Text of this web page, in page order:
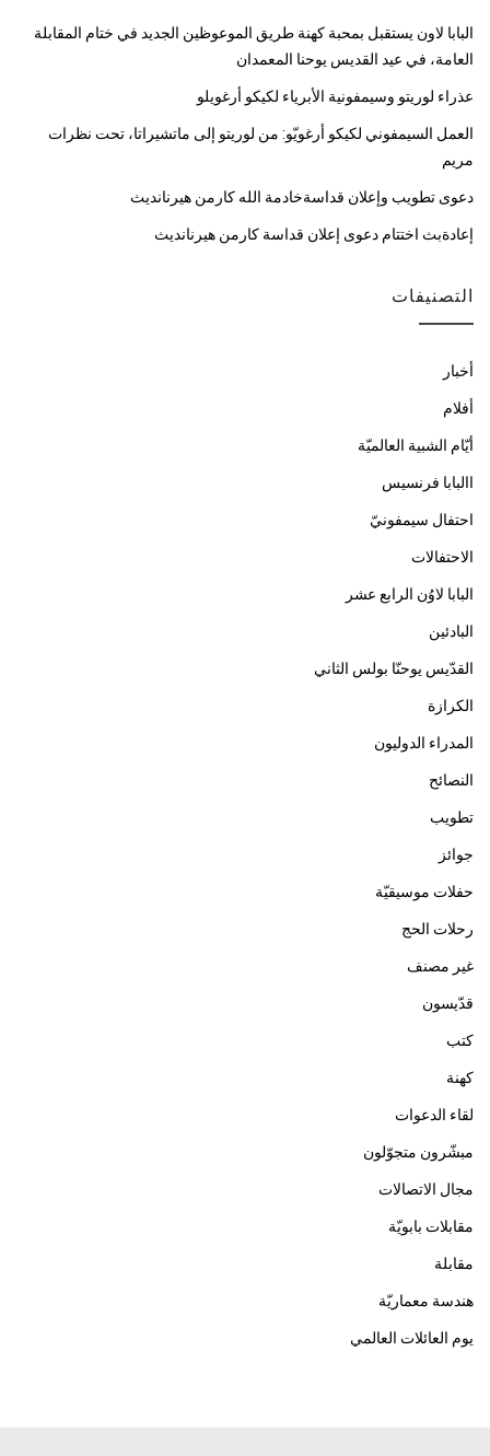
البابا لاون يستقبل بمحبة كهنة طريق الموعوظين الجديد في ختام المقابلة
العامة، في عيد القديس يوحنا المعمدان
عذراء لوريتو وسيمفونية الأبرياء لكيكو أرغويلو
العمل السيمفوني لكيكو أرغويّو: من لوريتو إلى ماتشيراتا، تحت نظرات
مريم
دعوى تطويب وإعلان قداسةخادمة الله كارمن هيرنانديث
إعادةبث اختتام دعوى إعلان قداسة كارمن هيرنانديث
التصنيفات
أخبار
أفلام
أيّام الشبية العالميّة
االبابا فرنسيس
احتفال سيمفونيّ
الاحتفالات
البابا لاوُن الرابع عشر
البادئين
القدّيس يوحنّا بولس الثاني
الكرازة
المدراء الدوليون
النصائح
تطويب
جوائز
حفلات موسيقيّة
رحلات الحج
غير مصنف
قدّيسون
كتب
كهنة
لقاء الدعوات
مبشّرون متجوّلون
مجال الاتصالات
مقابلات بابويّة
مقابلة
هندسة معماريّة
يوم العائلات العالمي